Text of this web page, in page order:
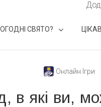
СВЯТО?
Онлайн Ігри
в які ви,